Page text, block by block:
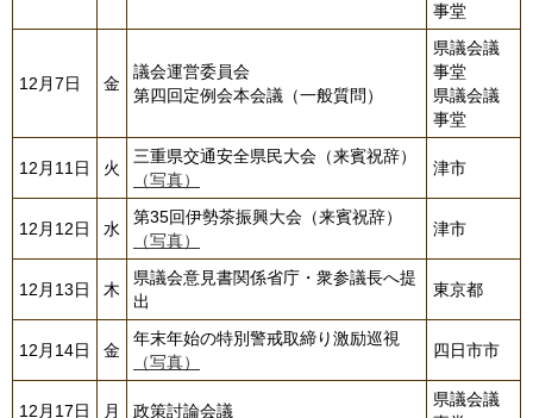
事堂
12月7日 金
議会運営委員会
第四回定例会本会議（一般質問）
県議会議
事堂
県議会議
事堂
12月11日 火
三重県交通安全県民大会（来賓祝辞）
（写真）
津市
12月12日 水
第35回伊勢茶振興大会（来賓祝辞）
（写真）
津市
12月13日 木
県議会意見書関係省庁・衆参議長へ提
出
東京都
12月14日 金
年末年始の特別警戒取締り激励巡視
（写真）
四日市市
12月17日 月 政策討論会議
県議会議